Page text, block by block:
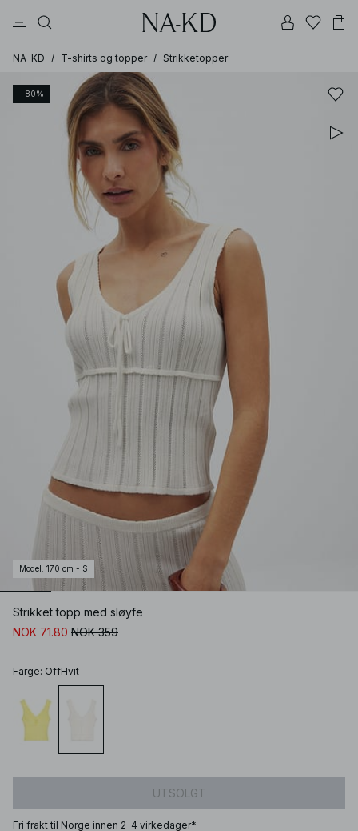
NA-KD / T-shirts og topper / Strikketopper
−80%
Model : 170 cm - S
Strikket topp med sløyfe
NOK 71.80 NOK 359
Farge: OffHvit
UTSOLGT
Fri frakt til Norge innen 2-4 virkedager*